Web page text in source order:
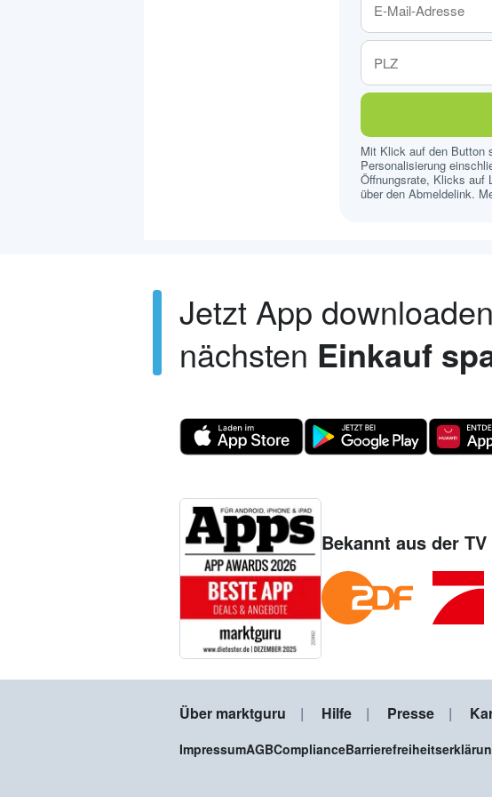
Mit Klick auf den Button
Personalisierung
Öffnungsrate, Klicks auf
über den Abmeldelink.
Jetzt App
nächsten Einkauf
Bekannt aus der
Über marktguru Hilfe Presse
ImpressumAGBCompliance